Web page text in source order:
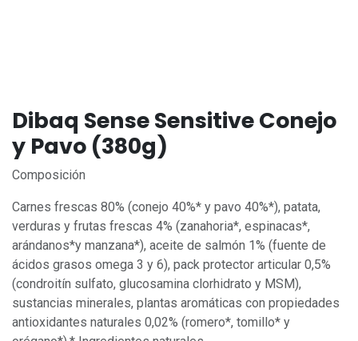
Dibaq Sense Sensitive Conejo
y Pavo (380g)
Composición
Carnes frescas 80% (conejo 40%* y pavo 40%*), patata,
verduras y frutas frescas 4% (zanahoria*, espinacas*,
arándanos*y manzana*), aceite de salmón 1% (fuente de
ácidos grasos omega 3 y 6), pack protector articular 0,5%
(condroitín sulfato, glucosamina clorhidrato y MSM),
sustancias minerales, plantas aromáticas con propiedades
antioxidantes naturales 0,02% (romero*, tomillo* y